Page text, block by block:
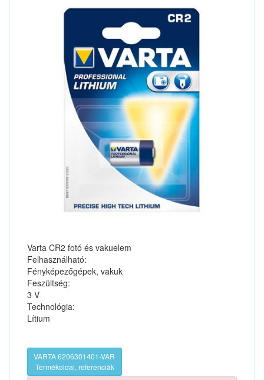
Varta CR2 fotó és vakuelem
Felhasználható:
Fényképezőgépek, vakuk
Feszültség:
3 V
Technológia:
Lítium
VARTA 6206301401-VAR
Termékoldal, referenciák